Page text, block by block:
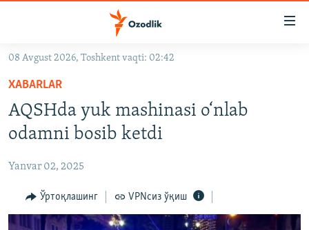
Асосий
навигацияга
ўтинг
Қидиришга
OZODVIDEO
OZODARXIV
На русском
ИЖТИМОИЙ ТАРМОҚЛАР
08 Avgust 2026, Toshkent vaqti: 02:42
XABARLAR
AQSHda yuk mashinasi o‘nlab
odamni bosib ketdi
Yanvar 02, 2025
Ўртоқлашинг VPNсиз ўқиш